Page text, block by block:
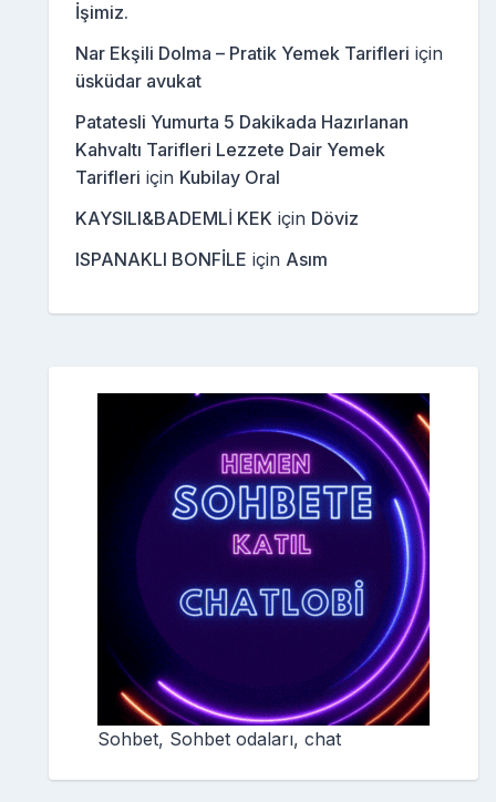
İşimiz.
Nar Ekşili Dolma – Pratik Yemek Tarifleri için
üsküdar avukat
Patatesli Yumurta 5 Dakikada Hazırlanan
Kahvaltı Tarifleri Lezzete Dair Yemek
Tarifleri için Kubilay Oral
KAYSILI&BADEMLİ KEK için Döviz
ISPANAKLI BONFİLE için Asım
Sohbet, Sohbet odaları, chat